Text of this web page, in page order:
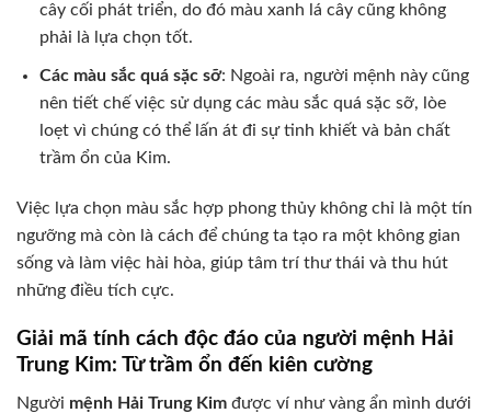
cây cối phát triển, do đó màu xanh lá cây cũng không
phải là lựa chọn tốt.
Các màu sắc quá sặc sỡ: Ngoài ra, người mệnh này cũng
nên tiết chế việc sử dụng các màu sắc quá sặc sỡ, lòe
loẹt vì chúng có thể lấn át đi sự tinh khiết và bản chất
trầm ổn của Kim.
Việc lựa chọn màu sắc hợp phong thủy không chỉ là một tín
ngưỡng mà còn là cách để chúng ta tạo ra một không gian
sống và làm việc hài hòa, giúp tâm trí thư thái và thu hút
những điều tích cực.
Giải mã tính cách độc đáo của người mệnh Hải
Trung Kim: Từ trầm ổn đến kiên cường
Người mệnh Hải Trung Kim được ví như vàng ẩn mình dưới